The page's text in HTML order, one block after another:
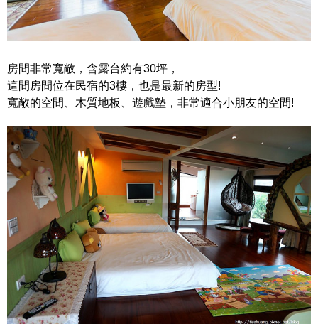
房間非常寬敞，含露台約有30坪，
這間房間位在民宿的3樓，也是最新的房型!
寬敞的空間、木質地板、遊戲墊，非常適合小朋友的空間!